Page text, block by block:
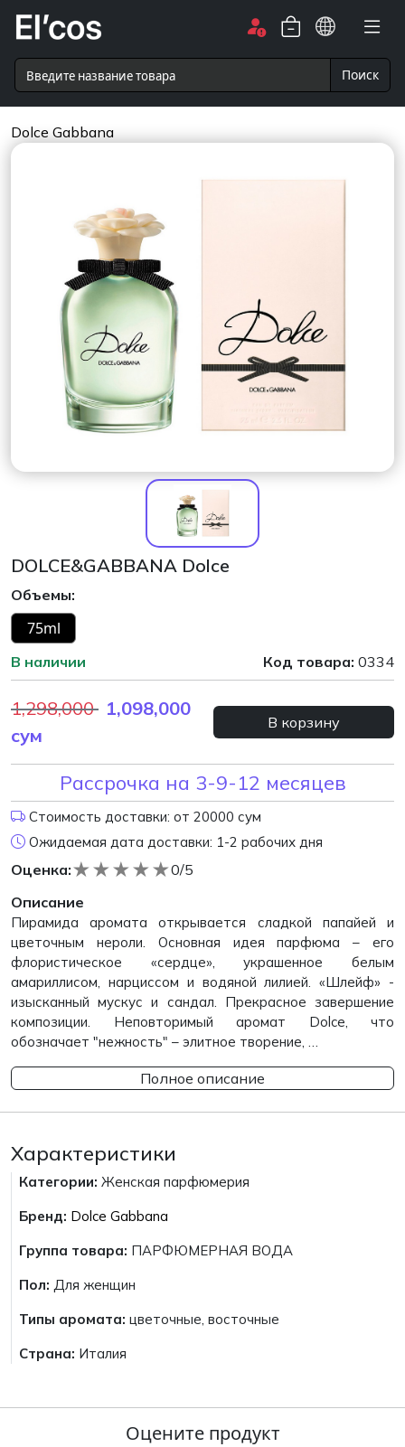
Поиск
Dolce Gabbana
DOLCE&GABBANA Dolce
Объемы:
75ml
В наличии Код товара: 0334
1,298,000 1,098,000
сум
В корзину
Рассрочка на 3-9-12 месяцев
Стоимость доставки: от 20000 сум
Ожидаемая дата доставки: 1-2 рабочих дня
Оценка: ★
★
★
★
★
0/5
Описание
Пирамида аромата открывается сладкой папайей и
цветочным нероли. Основная идея парфюма – его
флористическое «сердце», украшенное белым
амариллисом, нарциссом и водяной лилией. «Шлейф» -
изысканный мускус и сандал. Прекрасное завершение
композиции. Неповторимый аромат Dolce, что
обозначает "нежность" – элитное творение, …
Полное описание
Характеристики
Категории: Женская парфюмерия
Бренд: Dolce Gabbana
Группа товара: ПАРФЮМЕРНАЯ ВОДА
Пол: Для женщин
Типы аромата: цветочные, восточные
Страна: Италия
Оцените продукт